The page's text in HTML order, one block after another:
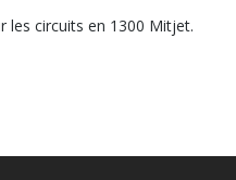
les circuits en 1300 Mitjet.